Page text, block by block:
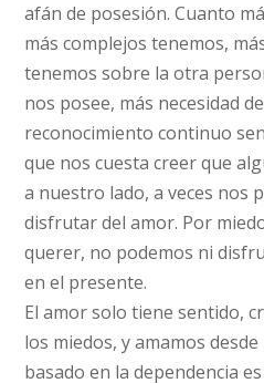
afán de posesión. Cuanto
más complejos tenemos,
tenemos sobre la otra
nos posee, más necesidad
reconocimiento continuo
que nos cuesta creer que
a nuestro lado, a veces nos
disfrutar del amor. Por
querer, no podemos ni
en el presente.
El amor solo tiene sentido,
los miedos, y amamos
basado en la dependencia